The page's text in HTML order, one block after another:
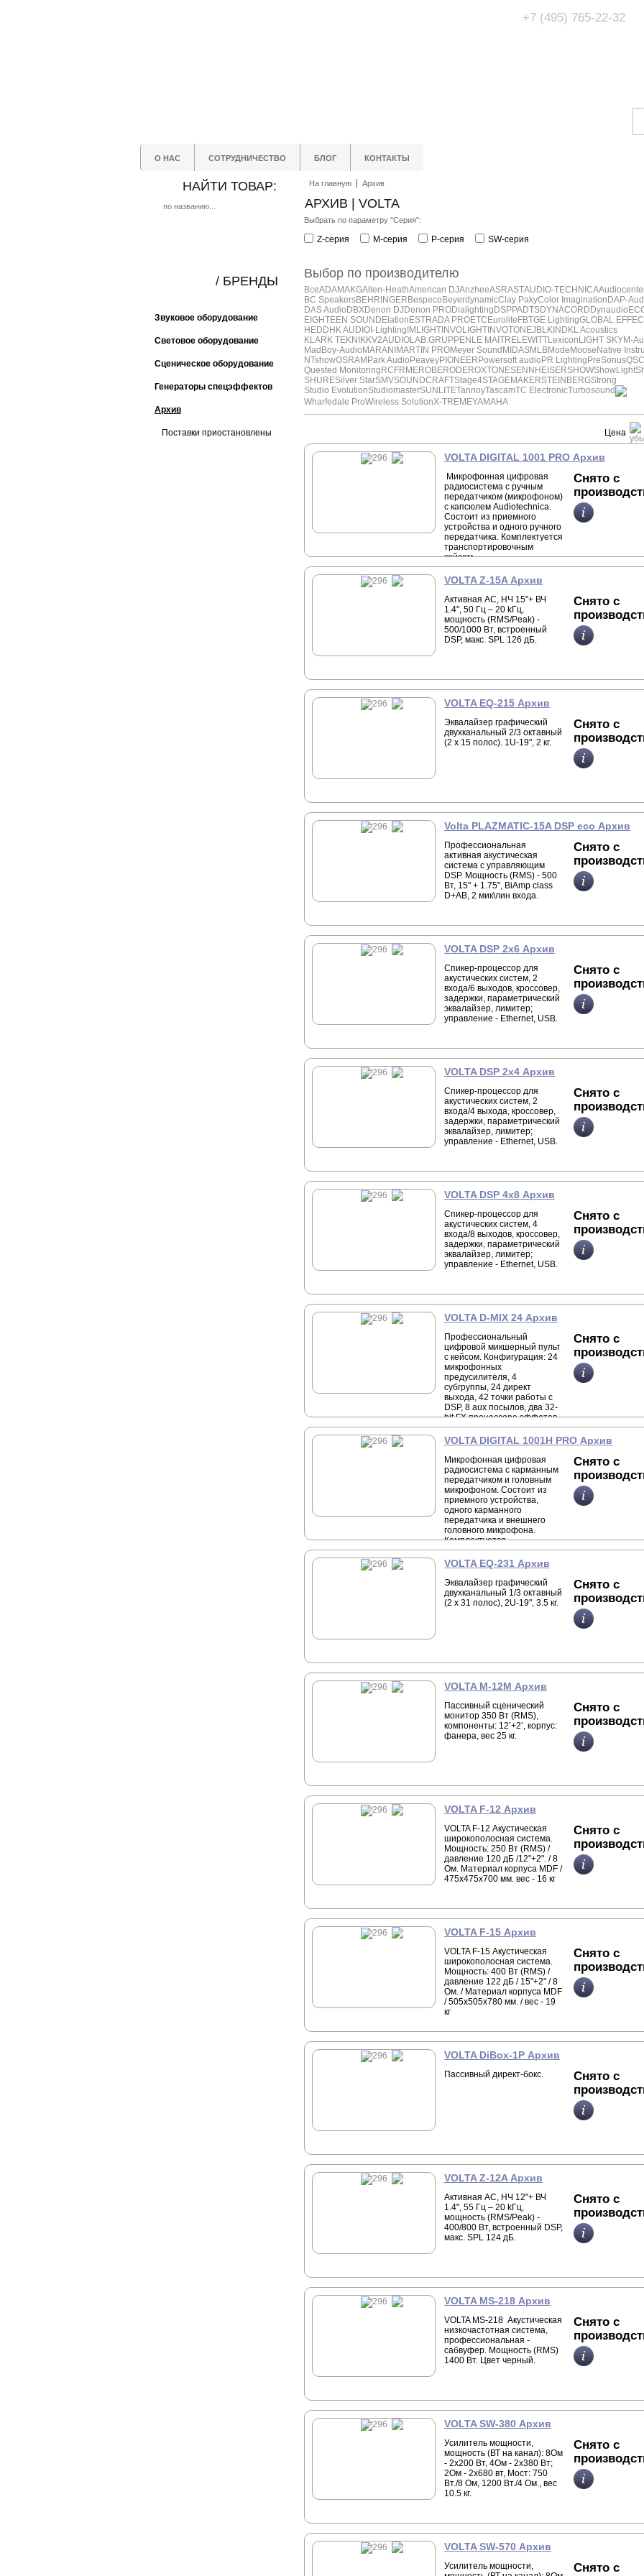
+7 (495) 765-22-32
О НАС СОТРУДНИЧЕСТВО БЛОГ КОНТАКТЫ
НАЙТИ ТОВАР:
Звуковое оборудование
Световое оборудование
Сценическое оборудование
Генераторы спецэффектов
Архив
Поставки приостановлены
/ БРЕНДЫ
На главную Архив
АРХИВ | VOLTA
Выбрать по параметру "Серия":
Z-серия M-серия P-серия SW-серия
Выбор по производителю
ВсеADAMAKGAllen-HeathAmerican DJAnzheeASRASTAUDIO-TECHNICA
BC SpeakersBEHRINGER Bespeco BeyerdynamicClay PakyColor Imagination DAP-
DAS Audio DBXDenon DJ Denon PRODialighting DSPPADTSDYNACORD Dynaudio
EIGHTEEN SOUND Elation ESTRADA PROETC Eurolite FBTGE LightingGLOBAL
HEDD HK AUDIO I-Lighting IMLIGHT INVOLIGHT INVOTONEJBLKIND KL Acoustics
KLARK TEKNIKKV2AUDIOLAB.GRUPPEN LE MAITRELEWITTLexicon LIGHT SKYM-
MadBoy-Audio MARANI MARTIN PROMeyer Sound MIDASMLBMode Moose Native
NTshowOSRAM Park Audio PeaveyPIONEER Powersoft audio PR Lighting PreSonusQSC
Quested Monitoring RCFRMEROBERODEROXTONESENNHEISERSHOWShowLight
SHURESilver StarSMVSOUNDCRAFTStage4STAGEMAKERSTEINBERGStrong
Studio EvolutionStudiomasterSUNLITETannoyTascamTC ElectronicTurbosound
Wharfedale ProWireless SolutionX-TREMEYAMAHA
Цена
VOLTA DIGITAL 1001 PRO Архив
Микрофонная цифровая
радиосистема с ручным
передатчиком (микрофоном)
с капсюлем Audiotechnica.
Состоит из приемного
устройства и одного ручного
передатчика. Комплектуется
транспортировочным
кейсом.
Снято с
VOLTA Z-15A Архив
Активная АС, НЧ 15"+ ВЧ
1.4", 50 Гц – 20 kГц,
мощность (RMS/Peak) -
500/1000 Вт, встроенный
DSP, макс. SPL 126 дБ.
Снято с
VOLTA EQ-215 Архив
Эквалайзер графический
двухканальный 2/3 октавный
(2 х 15 полос). 1U-19", 2 кг.
Снято с
Volta PLAZMATIC-15A DSP eco Архив
Профессиональная
активная акустическая
система с управляющим
DSP. Мощность (RMS) - 500
Вт, 15" + 1.75", BiAmp class
D+AB, 2 мик\лин входа.
Снято с
VOLTA DSP 2x6 Архив
Спикер-процессор для
акустических систем, 2
входа/6 выходов, кроссовер,
задержки, параметрический
эквалайзер, лимитер;
управление - Ethernet, USB.
Снято с
VOLTA DSP 2x4 Архив
Спикер-процессор для
акустических систем, 2
входа/4 выхода, кроссовер,
задержки, параметрический
эквалайзер, лимитер;
управление - Ethernet, USB.
Снято с
VOLTA DSP 4x8 Архив
Спикер-процессор для
акустических систем, 4
входа/8 выходов, кроссовер,
задержки, параметрический
эквалайзер, лимитер;
управление - Ethernet, USB.
Снято с
VOLTA D-MIX 24 Архив
Профессиональный
цифровой микшерный пульт
с кейсом. Конфигурация: 24
микрофонных
предусилителя, 4
субгруппы, 24 директ
выхода, 42 точки работы с
DSP, 8 aux посылов, два 32-
bit FX процессора эффетов,
42 цифровых гейта, 42
компрессора, 42
параметрических
эквалайзера, задержки на
всех каналах. Опционально
поставляется модуль
многоканальной записи.
Снято с
VOLTA DIGITAL 1001H PRO Архив
Микрофонная цифровая
радиосистема с карманным
передатчиком и головным
микрофоном. Состоит из
приемного устройства,
одного карманного
передатчика и внешнего
головного микрофона.
Комплектуется
транспортировочным
кейсом.
Снято с
VOLTA EQ-231 Архив
Эквалайзер графический
двухканальный 1/3 октавный
(2 х 31 полос), 2U-19", 3.5 кг.
Снято с
VOLTA M-12M Архив
Пассивный сценический
монитор 350 Вт (RMS),
компоненты: 12‛+2‛, корпус:
фанера, вес 25 кг.
Снято с
VOLTA F-12 Архив
VOLTA F-12 Акустическая
широкополосная система.
Мощность: 250 Вт (RMS) /
давление 120 дБ /12"+2". / 8
Ом. Материал корпуса MDF /
475х475х700 мм. вес - 16 кг
Снято с
VOLTA F-15 Архив
VOLTA F-15 Акустическая
широкополосная система.
Мощность: 400 Вт (RMS) /
давление 122 дБ / 15"+2" / 8
Ом. / Материал корпуса MDF
/ 505х505х780 мм. / вес - 19
кг
Снято с
VOLTA DiBox-1P Архив
Пассивный директ-бокс.
Снято с
VOLTA Z-12A Архив
Активная АС, НЧ 12"+ ВЧ
1.4", 55 Гц – 20 kГц,
мощность (RMS/Peak) -
400/800 Вт, встроенный DSP,
макс. SPL 124 дБ.
Снято с
VOLTA MS-218 Архив
VOLTA MS-218 Акустическая
низкочастотная система,
профессиональная -
сабвуфер. Мощность (RMS)
1400 Вт. Цвет черный.
Снято с
VOLTA SW-380 Архив
Усилитель мощности,
мощность (ВТ на канал): 8Ом
- 2х200 Вт, 4Ом - 2х380 Вт;
2Ом - 2х680 вт, Мост: 750
Вт./8 Ом, 1200 Вт./4 Ом., вес
10.5 кг.
Снято с
VOLTA SW-570 Архив
Усилитель мощности,
Снято с